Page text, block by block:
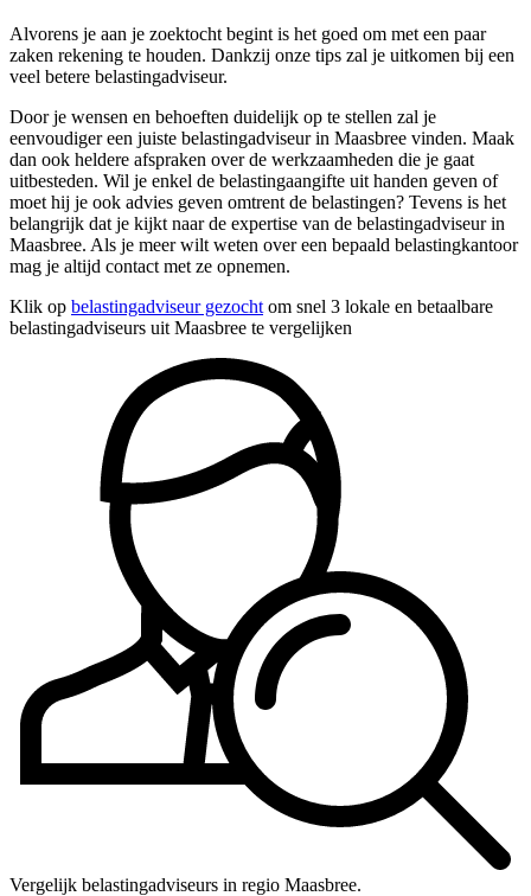
Alvorens je aan je zoektocht begint is het goed om met een paar
zaken rekening te houden. Dankzij onze tips zal je uitkomen bij een
veel betere belastingadviseur.
Door je wensen en behoeften duidelijk op te stellen zal je
eenvoudiger een juiste belastingadviseur in Maasbree vinden. Maak
dan ook heldere afspraken over de werkzaamheden die je gaat
uitbesteden. Wil je enkel de belastingaangifte uit handen geven of
moet hij je ook advies geven omtrent de belastingen? Tevens is het
belangrijk dat je kijkt naar de expertise van de belastingadviseur in
Maasbree. Als je meer wilt weten over een bepaald belastingkantoor
mag je altijd contact met ze opnemen.
Klik op belastingadviseur gezocht om snel 3 lokale en betaalbare
belastingadviseurs uit Maasbree te vergelijken
Vergelijk belastingadviseurs in regio Maasbree.